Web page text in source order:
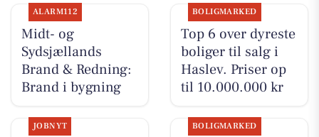
ALARM112
Midt- og
Sydsjællands
Brand & Redning:
Brand i bygning
BOLIGMARKED
Top 6 over dyreste
boliger til salg i
Haslev. Priser op
til 10.000.000 kr
JOBNYT BOLIGMARKED